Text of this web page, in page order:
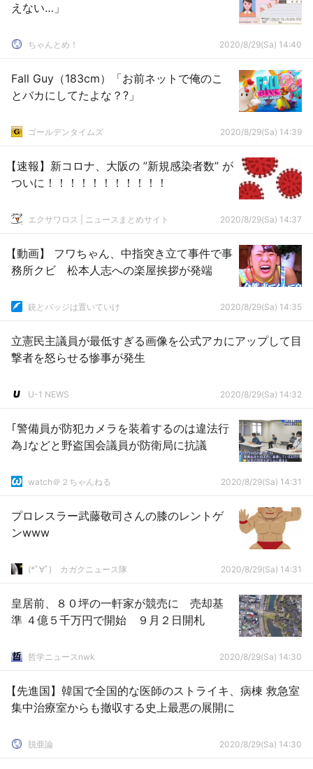
えない…」
ちゃんとめ！ 2020/8/29(Sa) 14:40
Fall Guy（183cm）「お前ネットで俺のこ
とバカにしてたよな？?」
ゴールデンタイムズ 2020/8/29(Sa) 14:39
【速報】新コロナ、大阪の ”新規感染者数” が
ついに！！！！！！！！！！！
エクサワロス | ニュースまとめサイト 2020/8/29(Sa) 14:37
【動画】 フワちゃん、中指突き立て事件で事
務所クビ 松本人志への楽屋挨拶が発端
銃とバッジは置いていけ 2020/8/29(Sa) 14:35
立憲民主議員が最低すぎる画像を公式アカにアップして目
撃者を怒らせる惨事が発生
U-1 NEWS 2020/8/29(Sa) 14:32
｢警備員が防犯カメラを装着するのは違法行
為｣などと野盗国会議員が防衛局に抗議
watch＠２ちゃんねる 2020/8/29(Sa) 14:31
プロレスラー武藤敬司さんの膝のレントゲ
ンwww
(*ﾟ∀ﾟ)ゞカガクニュース隊 2020/8/29(Sa) 14:31
皇居前、８０坪の一軒家が競売に 売却基
準 ４億５千万円で開始 ９月２日開札
哲学ニュースnwk 2020/8/29(Sa) 14:30
【先進国】韓国で全国的な医師のストライキ、病棟 救急室
集中治療室からも撤収する史上最悪の展開に
脱亜論 2020/8/29(Sa) 14:30